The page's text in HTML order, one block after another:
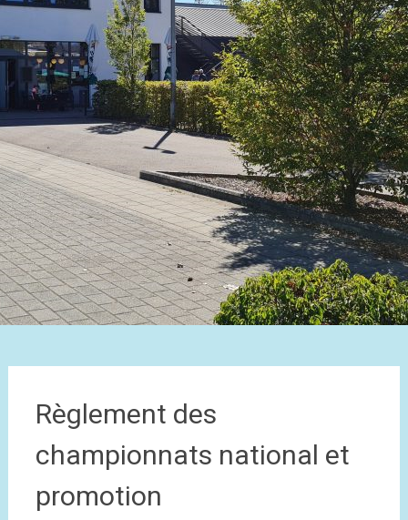
Règlement des
championnats national et
promotion